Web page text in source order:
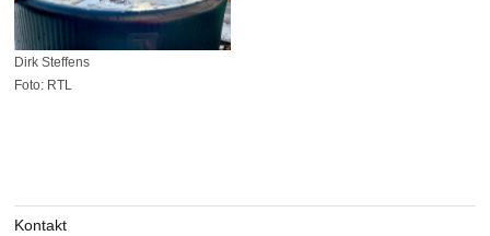
Dirk Steffens
Foto: RTL
Kontakt